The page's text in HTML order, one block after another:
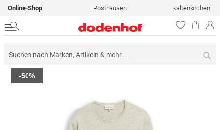
Online-Shop Posthausen Kaltenkirchen
Zum
Ende
-50%